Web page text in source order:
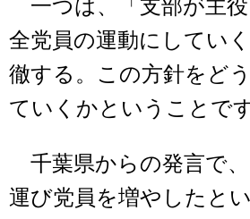
一つは、「支部が主役
全党員の運動にしてい
徹する。この方針をど
ていくかということです
千葉県からの発言で
運び党員を増やしたと